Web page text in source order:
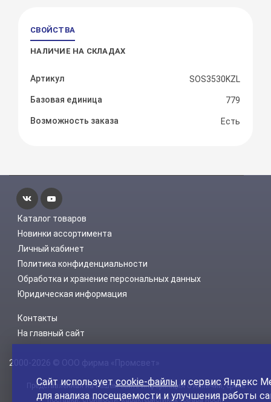
СВОЙСТВА
НАЛИЧИЕ НА СКЛАДАХ
Артикул SOS3530KZL
Базовая единица 779
Возможность заказа Есть
Каталог товаров
Новинки ассортимента
Личный кабинет
Политика конфиденциальности
Обработка и хранение персональных данных
Юридическая информация
Контакты
На главный сайт
2000-2026 © ООО фирма «Промсвет»
Представленная на нашем сайте информация о наличии, сроке
поставки, стоимости, характеристиках товара носит
Сайт используетcookie-файлы и сервис Яндекс
для анализа посещаемости и улучшения работы